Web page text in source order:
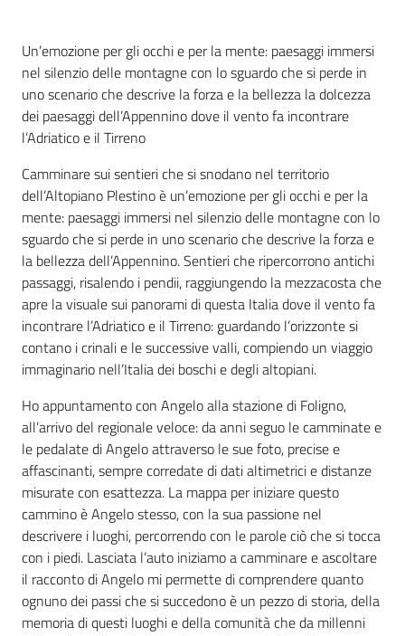
La Camera
Avviare
l'Impresa
Gestire
l'Impresa
Promuovere
l'Impresa e il
territorio
Tutelare
l'Impresa e il
Consumatore
L'Impresa
Digitale
Un’emozione per gli occhi e per la mente: paesaggi immersi
nel silenzio delle montagne con lo sguardo che si perde in
uno scenario che descrive la forza e la bellezza la dolcezza
dei paesaggi dell’Appennino dove il vento fa incontrare
l’Adriatico e il Tirreno
Camminare sui sentieri che si snodano nel territorio
dell’Altopiano Plestino è un’emozione per gli occhi e per la
mente: paesaggi immersi nel silenzio delle montagne con lo
sguardo che si perde in uno scenario che descrive la forza e
la bellezza dell’Appennino. Sentieri che ripercorrono antichi
passaggi, risalendo i pendii, raggiungendo la mezzacosta che
apre la visuale sui panorami di questa Italia dove il vento fa
incontrare l’Adriatico e il Tirreno: guardando l’orizzonte si
contano i crinali e le successive valli, compiendo un viaggio
immaginario nell’Italia dei boschi e degli altopiani.
Ho appuntamento con Angelo alla stazione di Foligno,
all’arrivo del regionale veloce: da anni seguo le camminate e
le pedalate di Angelo attraverso le sue foto, precise e
affascinanti, sempre corredate di dati altimetrici e distanze
misurate con esattezza. La mappa per iniziare questo
cammino è Angelo stesso, con la sua passione nel
descrivere i luoghi, percorrendo con le parole ciò che si tocca
con i piedi. Lasciata l’auto iniziamo a camminare e ascoltare
il racconto di Angelo mi permette di comprendere quanto
ognuno dei passi che si succedono è un pezzo di storia, della
memoria di questi luoghi e della comunità che da millenni